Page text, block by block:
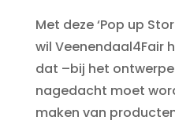
Met deze ‘Pop up
wil Veenendaal4Fair
dat –bij het
nagedacht moet
maken van